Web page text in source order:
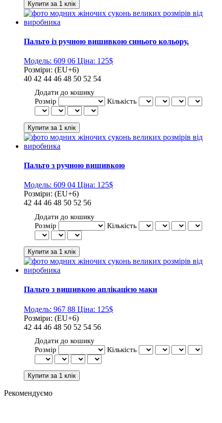
Пальто із ручною вишивкою синього кольору.
Модель: 609 06 Ціна: 125$
Розміри: (EU+6)
40 42 44 46 48 50 52 54
Додати до кошику
Розмір
Кількість
Пальто з ручною вишивкою
Модель: 609 04 Ціна: 125$
Розміри: (EU+6)
42 44 46 48 50 52 56
Додати до кошику
Розмір
Кількість
Пальто з вишивкою аплікацією маки
Модель: 967 88 Ціна: 125$
Розміри: (EU+6)
42 44 46 48 50 52 54 56
Додати до кошику
Розмір
Кількість
Рекомендуємо